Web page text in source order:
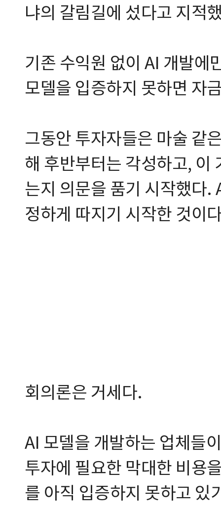
냐의 갈림길에 섰다고 지적
기존 수익원 없이 AI 개발에
모델을 입증하지 못하면 자
그동안 투자자들은 마술 같
해 후반부터는 각성하고, 이
는지 의문을 품기 시작했다.
정하게 따지기 시작한 것이
회의론은 거세다.
AI 모델을 개발하는 업체들
투자에 필요한 막대한 비용
를 아직 입증하지 못하고 있